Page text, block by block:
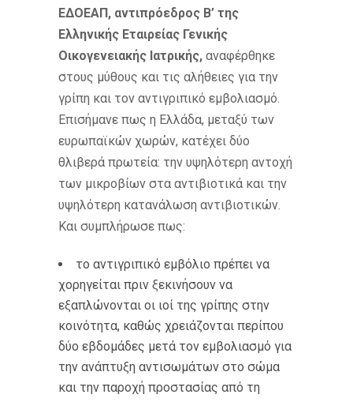
ΕΔΟΕΑΠ, αντιπρόεδρος Β’ της
Ελληνικής Εταιρείας Γενικής
Οικογενειακής Ιατρικής, αναφέρθηκε
στους μύθους και τις αλήθειες για την
γρίπη και τον αντιγριπικό εμβολιασμό.
Επισήμανε πως η Ελλάδα, μεταξύ των
ευρωπαϊκών χωρών, κατέχει δύο
θλιβερά πρωτεία: την υψηλότερη αντοχή
των μικροβίων στα αντιβιοτικά και την
υψηλότερη κατανάλωση αντιβιοτικών.
Και συμπλήρωσε πως:
το αντιγριπικό εμβόλιο πρέπει να
χορηγείται πριν ξεκινήσουν να
εξαπλώνονται οι ιοί της γρίπης στην
κοινότητα, καθώς χρειάζονται περίπου
δύο εβδομάδες μετά τον εμβολιασμό για
την ανάπτυξη αντισωμάτων στο σώμα
και την παροχή προστασίας από τη